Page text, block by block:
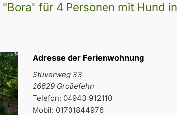
für 4 Personen mit Hund in
Adresse der Ferienwohnung
Stüverweg 33
26629 Großefehn
Telefon: 04943 912110
Mobil: 01701844976